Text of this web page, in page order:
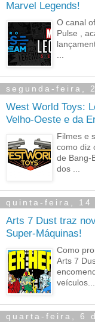
Marvel Legends!
O canal
Pulse ,
segunda-feira,
West World Toys:
Velho-Oeste e da
Filmes e
como diz
de Bang-
dos ...
quinta-feira, 14
Arts 7 Dust traz
Super-Máquinas!
Como
Arts 7
veículos...
quarta-feira, 6